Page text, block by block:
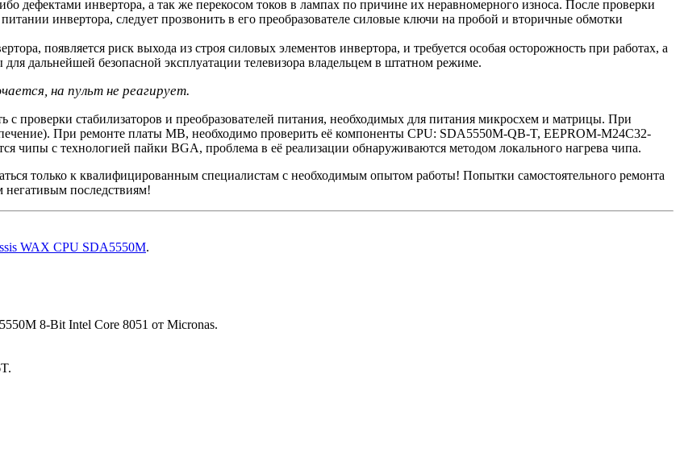
дефектами инвертора, а так же перекосом токов в лампах по причине их неравномерного износа. После проверки
инвертора, следует прозвонить в его преобразователе силовые ключи на пробой и вторичные обмотки
появляется риск выхода из строя силовых элементов инвертора, и требуется особая осторожность при работах, а
дальнейшей безопасной эксплуатации телевизора владельцем в штатном режиме.
на пульт не реагирует.
с проверки стабилизаторов и преобразователей питания, необходимых для питания микросхем и матрицы. При
При ремонте платы MB, необходимо проверить её компоненты CPU: SDA5550M-QB-T, EEPROM-M24C32-
чипы с технологией пайки BGA, проблема в её реализации обнаруживаются методом локального нагрева чипа.
только к квалифицированным специалистам с необходимым опытом работы! Попытки самостоятельного ремонта
негативым последствиям!
WAX CPU SDA5550M.
8-Bit Intel Core 8051 от Micronas.